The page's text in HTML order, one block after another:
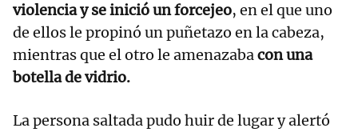
violencia y se inició un forcejeo, en el que uno
de ellos le propinó un puñetazo en la cabeza,
mientras que el otro le amenazabacon una
botella de vidrio.
La persona saltada pudo huir de lugar y alertó